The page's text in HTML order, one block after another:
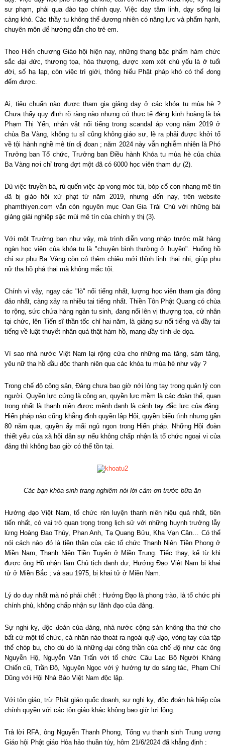
sư phạm, phải qua đào tạo chính quy. Việc dạy tâm linh, dạy sống lại
càng khó. Các thầy tu không thể đương nhiên có năng lực và phẩm hạnh,
chuyên môn để hướng dẫn cho trẻ em.
Theo Hiến chương Giáo hội hiện nay, những thang bậc phẩm hàm chức
sắc đại đức, thượng tọa, hòa thượng, được xem xét chủ yếu là ở tuổi
đời, số hạ lạp, còn việc trì giới, thông hiểu Phật pháp khó có thể đong
đếm được.
Ai, tiêu chuẩn nào được tham gia giảng dạy ở các khóa tu mùa hè ?
Chưa thấy quy định rõ ràng nào nhưng có thực tế đáng kinh hoàng là bà
Phạm Thị Yến, nhân vật nổi tiếng trong scandal áp vong năm 2019 ở
chùa Ba Vàng, không tu sĩ cũng không giáo sư, lẽ ra phải được khởi tố
về tội hành nghề mê tín dị đoan ; năm 2024 này vẫn nghiễm nhiên là Phó
Trưởng ban Tổ chức, Trưởng ban Điều hành Khóa tu mùa hè của chùa
Ba Vàng nơi chỉ trong đợt một đã có 6000 học viên tham dự (2).
Dù việc truyền bá, rù quến việc áp vong móc túi, bóp cổ con nhang mê tín
đã bị giáo hội xử phạt từ năm 2019, nhưng đến nay, trên website
phamthiyen.com vẫn còn nguyên mục Oan Gia Trái Chủ với những bài
giảng giải nghiệp sặc mùi mê tín của chính y thị (3).
Với một Trưởng ban như vậy, mà trình diễn vong nhập trước mặt hàng
ngàn học viên của khóa tu là "chuyện bình thường ở huyện". Huống hồ
chi sư phụ Ba Vàng còn có thêm chiêu mới thỉnh linh thai nhi, giúp phụ
nữ tha hồ phá thai mà không mắc tội.
Chính vì vậy, ngay các "lò" nổi tiếng nhất, lượng học viên tham gia đông
đảo nhất, càng xảy ra nhiều tai tiếng nhất. Thiền Tôn Phật Quang có chùa
to rộng, sức chứa hàng ngàn tu sinh, đang nổi lên vị thượng tọa, cử nhân
tại chức, lên Tiến sĩ thần tốc chỉ hai năm, là giảng sư nổi tiếng và đầy tai
tiếng về luật thuyết nhân quả thật hàm hồ, mang đầy tính đe dọa.
Vì sao nhà nước Việt Nam lại rộng cửa cho những ma tăng, sàm tăng,
yêu nữ tha hồ đầu độc thanh niên qua các khóa tu mùa hè như vậy ?
Trong chế độ công sản, Đảng chưa bao giờ nới lỏng tay trong quản lý con
người. Quyền lực cứng là công an, quyền lực mềm là các đoàn thể, quan
trọng nhất là thanh niên được mệnh danh là cánh tay đắc lực của đảng.
Hiến pháp nào cũng khẳng định quyền lập Hội, quyền biểu tình nhưng gần
80 năm qua, quyền ấy mãi ngủ ngon trong Hiến pháp. Những Hội đoàn
thiết yếu của xã hội dân sự nếu không chấp nhận là tổ chức ngoại vi của
đảng thì không bao giờ có thể tồn tại.
Các bạn khóa sinh trang nghiêm nói lời cảm ơn trước bữa ăn
Hướng đạo Việt Nam, tổ chức rèn luyện thanh niên hiệu quả nhất, tiên
tiến nhất, có vai trò quan trọng trong lịch sử với những huynh trưởng lẫy
lừng Hoàng Đạo Thúy, Phan Anh, Tạ Quang Bửu, Kha Vạn Cân… Có thể
nói cách nào đó là tiền thân của các tổ chức Thanh Niên Tiền Phong ở
Miền Nam, Thanh Niên Tiền Tuyến ở Miền Trung. Tiếc thay, kể từ khi
được ông Hồ nhận làm Chủ tịch danh dự, Hướng Đạo Việt Nam bị khai
tử ở Miền Bắc ; và sau 1975, bị khai tử ở Miền Nam.
Lý do duy nhất mà nó phải chết : Hướng Đạo là phong trào, là tổ chức phi
chính phủ, không chấp nhận sự lãnh đạo của đảng.
Sự nghi kỵ, độc đoán của đảng, nhà nước cộng sản không tha thứ cho
bất cứ một tổ chức, cá nhân nào thoát ra ngoài quỹ đạo, vòng tay của tập
thể chóp bu, cho dù đó là những đại công thần của chế độ như các ông
Nguyễn Hộ, Nguyễn Văn Trấn với tổ chức Câu Lạc Bộ Người Kháng
Chiến cũ, Trần Độ, Nguyên Ngọc với ý hướng tự do sáng tác, Phạm Chí
Dũng với Hội Nhà Báo Việt Nam độc lập.
Với tôn giáo, trừ Phật giáo quốc doanh, sự nghi kỵ, độc đoán hà hiếp của
chính quyền với các tôn giáo khác không bao giờ lơi lỏng.
Trả lời RFA, ông Nguyễn Thanh Phong, Tổng vụ thanh sinh Trung ương
Giáo hội Phật giáo Hòa hảo thuần túy, hôm 21/6/2024 đã khẳng định :